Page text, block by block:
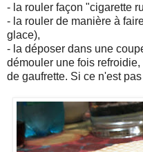
- la rouler façon "cigarette
- la rouler de manière à
glace),
- la déposer dans une
démouler une fois
de gaufrette. Si ce n'est